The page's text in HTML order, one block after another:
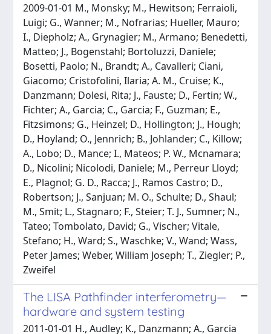
2009-01-01 M., Monsky; M., Hewitson; Ferraioli,
Luigi; G., Wanner; M., Nofrarias; Hueller, Mauro;
I., Diepholz; A., Grynagier; M., Armano; Benedetti,
Matteo; J., Bogenstahl; Bortoluzzi, Daniele;
Bosetti, Paolo; N., Brandt; A., Cavalleri; Ciani,
Giacomo; Cristofolini, Ilaria; A. M., Cruise; K.,
Danzmann; Dolesi, Rita; J., Fauste; D., Fertin; W.,
Fichter; A., Garcia; C., Garcia; F., Guzman; E.,
Fitzsimons; G., Heinzel; D., Hollington; J., Hough;
D., Hoyland; O., Jennrich; B., Johlander; C., Killow;
A., Lobo; D., Mance; I., Mateos; P. W., Mcnamara;
D., Nicolini; Nicolodi, Daniele; M., Perreur Lloyd;
E., Plagnol; G. D., Racca; J., Ramos Castro; D.,
Robertson; J., Sanjuan; M. O., Schulte; D., Shaul;
M., Smit; L., Stagnaro; F., Steier; T. J., Sumner; N.,
Tateo; Tombolato, David; G., Vischer; Vitale,
Stefano; H., Ward; S., Waschke; V., Wand; Wass,
Peter James; Weber, William Joseph; T., Ziegler; P.,
Zweifel
The LISA Pathfinder interferometry—
hardware and system testing
2011-01-01 H., Audley; K., Danzmann; A., Garcia